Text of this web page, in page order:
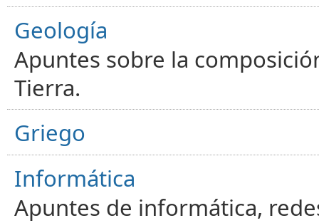
Geología
Apuntes sobre la
Tierra.
Griego
Informática
Apuntes de informática,